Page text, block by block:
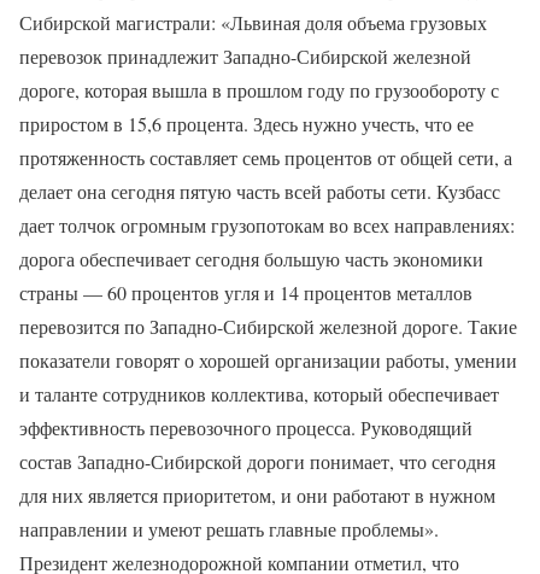
Сибирской магистрали: «Львиная доля объема грузовых
перевозок принадлежит Западно-Сибирской железной
дороге, которая вышла в прошлом году по грузообороту с
приростом в 15,6 процента. Здесь нужно учесть, что ее
протяженность составляет семь процентов от общей сети, а
делает она сегодня пятую часть всей работы сети. Кузбасс
дает толчок огромным грузопотокам во всех направлениях:
дорога обеспечивает сегодня большую часть экономики
страны — 60 процентов угля и 14 процентов металлов
перевозится по Западно-Сибирской железной дороге. Такие
показатели говорят о хорошей организации работы, умении
и таланте сотрудников коллектива, который обеспечивает
эффективность перевозочного процесса. Руководящий
состав Западно-Сибирской дороги понимает, что сегодня
для них является приоритетом, и они работают в нужном
направлении и умеют решать главные проблемы».
Президент железнодорожной компании отметил, что